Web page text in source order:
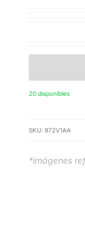
20 disponibles
SKU:872V1AA
*imágenes